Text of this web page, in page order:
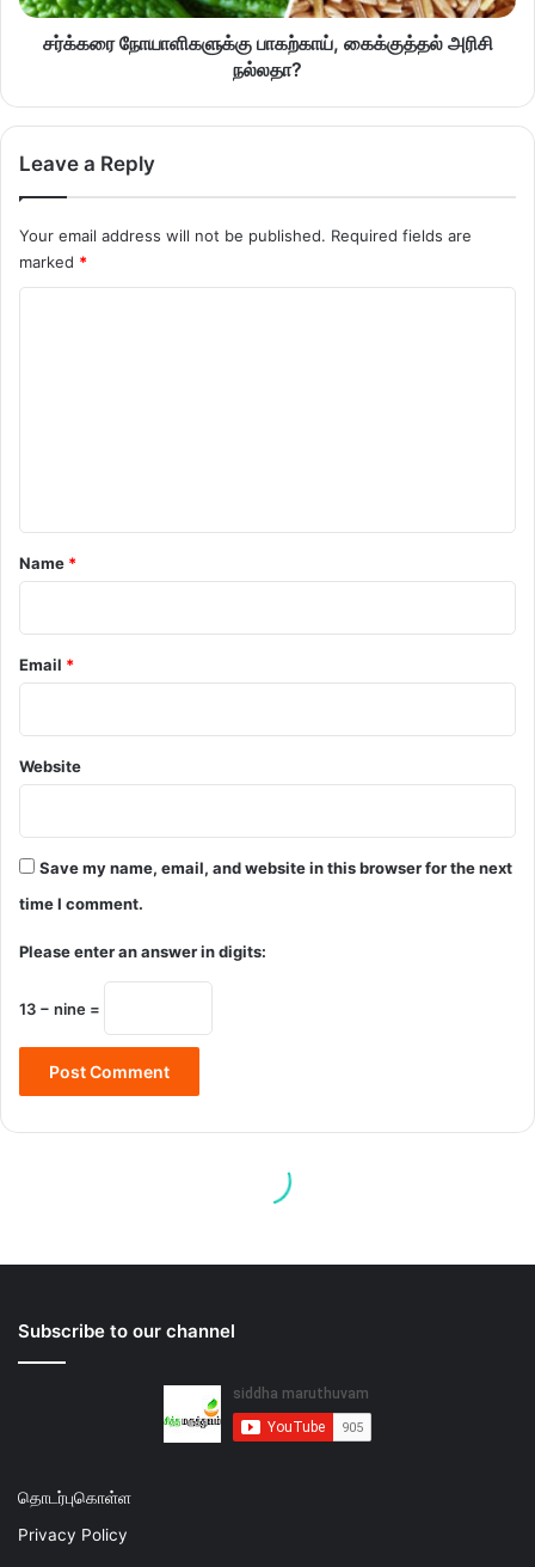
Subscribe to our channel
தொடர்புகொள்ள
Privacy Policy